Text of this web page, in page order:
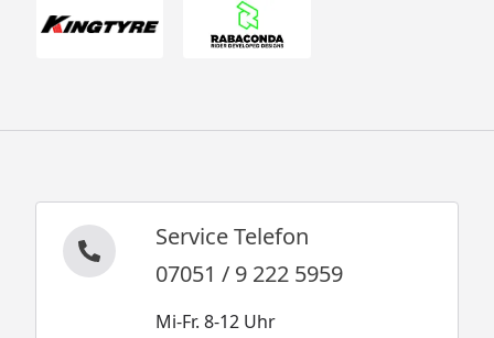
Service Telefon
07051 / 9 222 5959
Mi-Fr. 8-12 Uhr